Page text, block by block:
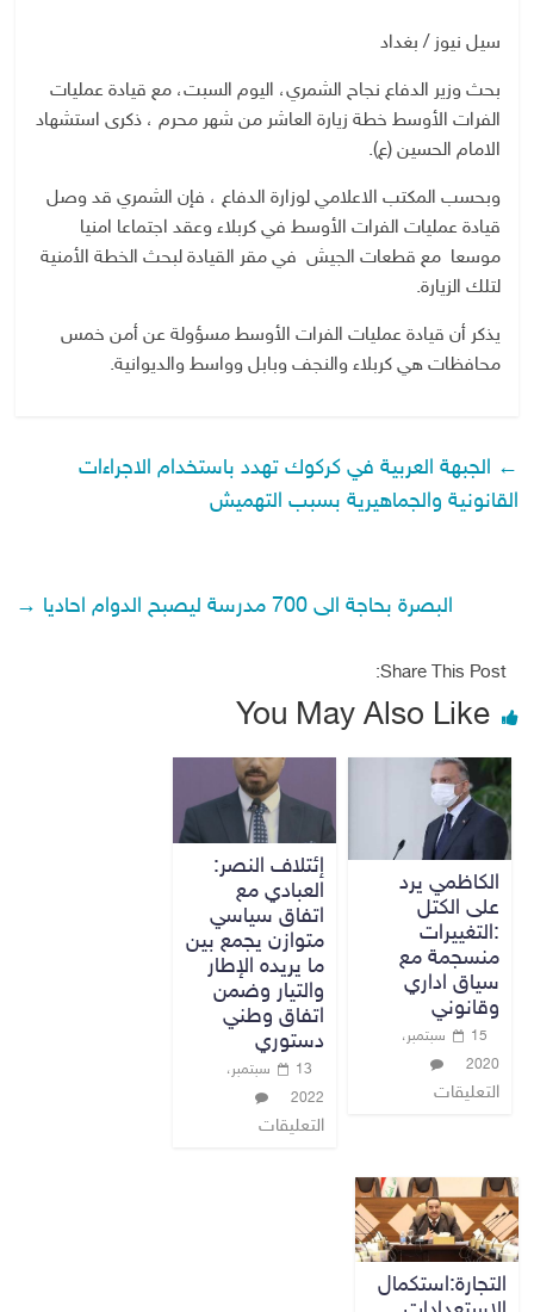
سيل نيوز / بغداد
بحث وزير الدفاع نجاح الشمري، اليوم السبت، مع قيادة عمليات
الفرات الأوسط خطة زيارة العاشر من شهر محرم ، ذكرى استشهاد
الامام الحسين (ع).
وبحسب المكتب الاعلامي لوزارة الدفاع ، فإن الشمري قد وصل
قيادة عمليات الفرات الأوسط في كربلاء وعقد اجتماعا امنيا
موسعا مع قطعات الجيش في مقر القيادة لبحث الخطة الأمنية
لتلك الزيارة.
يذكر أن قيادة عمليات الفرات الأوسط مسؤولة عن أمن خمس
محافظات هي كربلاء والنجف وبابل وواسط والديوانية.
← الجبهة العربية في كركوك تهدد باستخدام الاجراءات
القانونية والجماهيرية بسبب التهميش
البصرة بحاجة الى 700 مدرسة ليصبح الدوام احاديا →
Share This Post:
You May Also Like
الكاظمي يرد
على الكتل
:التغييرات
منسجمة مع
سياق اداري
وقانوني
15 سبتمبر،
2020
التعليقات
إئتلاف النصر:
العبادي مع
اتفاق سياسي
متوازن يجمع بين
ما يريده الإطار
والتيار وضمن
اتفاق وطني
دستوري
13 سبتمبر،
2022
التعليقات
التجارة:استكمال